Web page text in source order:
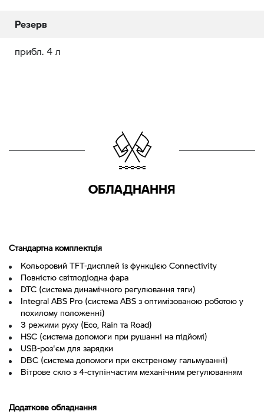
Резерв
прибл. 4 л
ОБЛАДНАННЯ
Стандартна комплектція
Кольоровий TFT-дисплей із функцією Connectivity
Повністю світлодіодна фара
DTC (система динамічного регулювання тяги)
Integral ABS Pro (система ABS з оптимізованою роботою у
похилому положенні)
3 режими руху (Eco, Rain та Road)
HSC (система допомоги при рушанні на підйомі)
USB-роз'єм для зарядки
DBC (система допомоги при екстреному гальмуванні)
Вітрове скло з 4-ступінчастим механічним регулюванням
Додаткове обладнання